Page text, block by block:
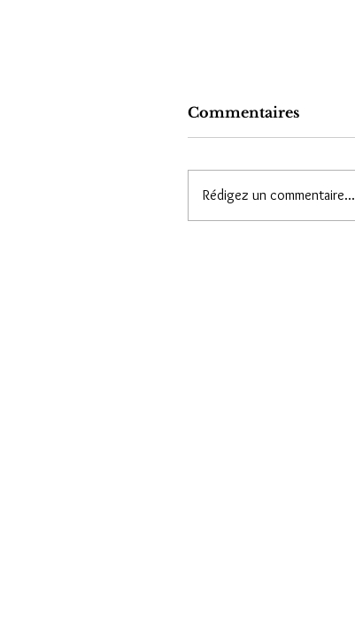
Commentaires
Rédigez un commentaire...